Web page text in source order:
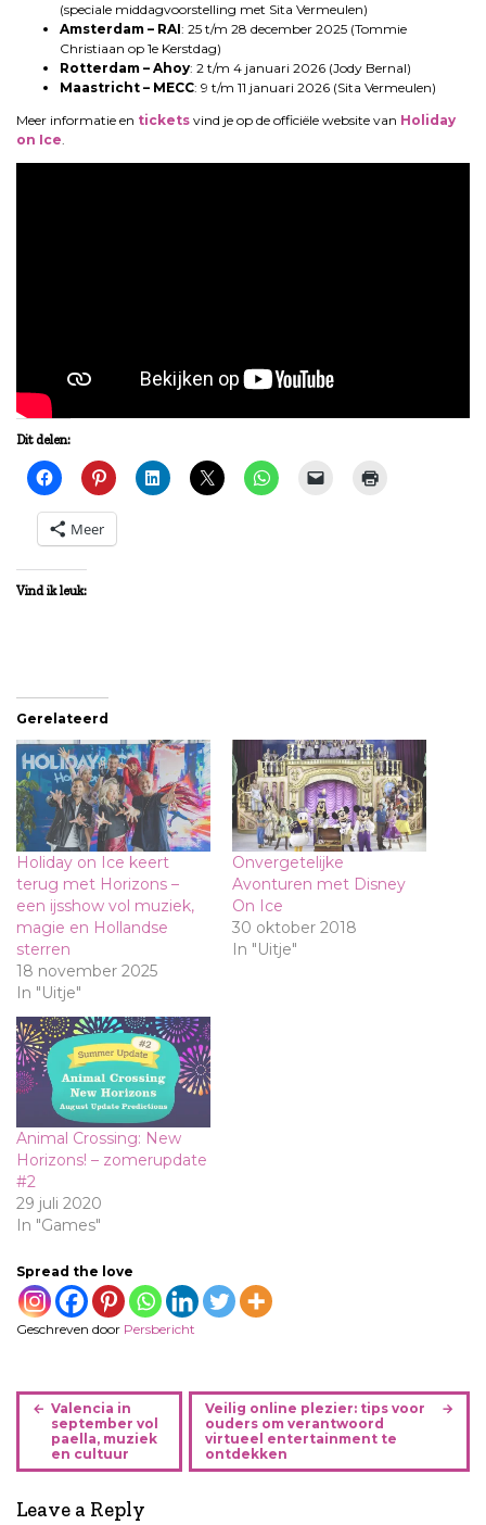
(speciale middagvoorstelling met Sita Vermeulen)
Amsterdam – RAI: 25 t/m 28 december 2025 (Tommie
Christiaan op 1e Kerstdag)
Rotterdam – Ahoy: 2 t/m 4 januari 2026 (Jody Bernal)
Maastricht – MECC: 9 t/m 11 januari 2026 (Sita Vermeulen)
Meer informatie en tickets vind je op de officiële website van Holiday
on Ice.
Dit delen:
Meer
Vind ik leuk:
Gerelateerd
Holiday on Ice keert
terug met Horizons –
een ijsshow vol muziek,
magie en Hollandse
sterren
18 november 2025
In "Uitje"
Onvergetelijke
Avonturen met Disney
On Ice
30 oktober 2018
In "Uitje"
Animal Crossing: New
Horizons! – zomerupdate
#2
29 juli 2020
In "Games"
Spread the love
Geschreven door Persbericht
B
i
c
Valencia in
september vol
paella, muziek
en cultuur
Veilig online plezier: tips voor
ouders om verantwoord
virtueel entertainment te
ontdekken
Leave a Reply